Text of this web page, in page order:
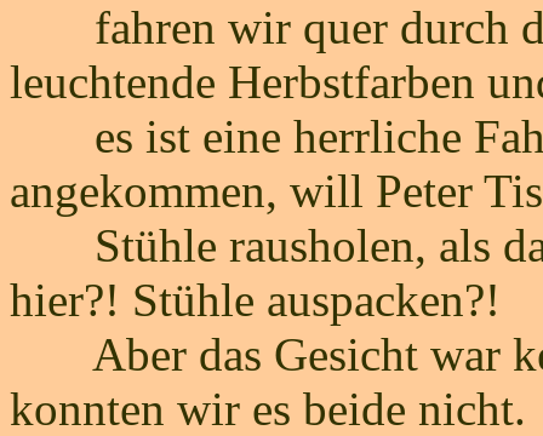
fahren wir quer durch
leuchtende Herbstfarben
es ist eine herrliche
angekommen, will Peter
Stühle rausholen, als da
hier?! Stühle auspacken?!
Aber das Gesicht war
konnten wir es beide nicht.